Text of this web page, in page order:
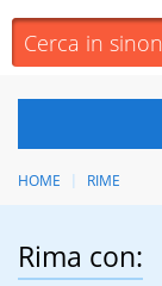
HOME RIME
Rima con: